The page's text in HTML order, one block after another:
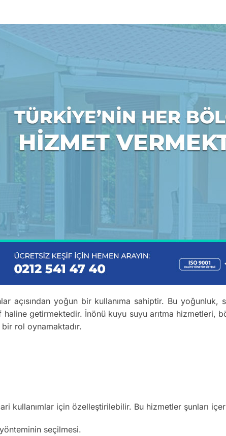
yoğun bir kullanıma sahiptir. Bu yoğunluk,
getirmektedir. İnönü kuyu suyu arıtma hizmetleri,
rol oynamaktadır.
kullanımlar için özelleştirilebilir. Bu hizmetler şunları
seçilmesi.